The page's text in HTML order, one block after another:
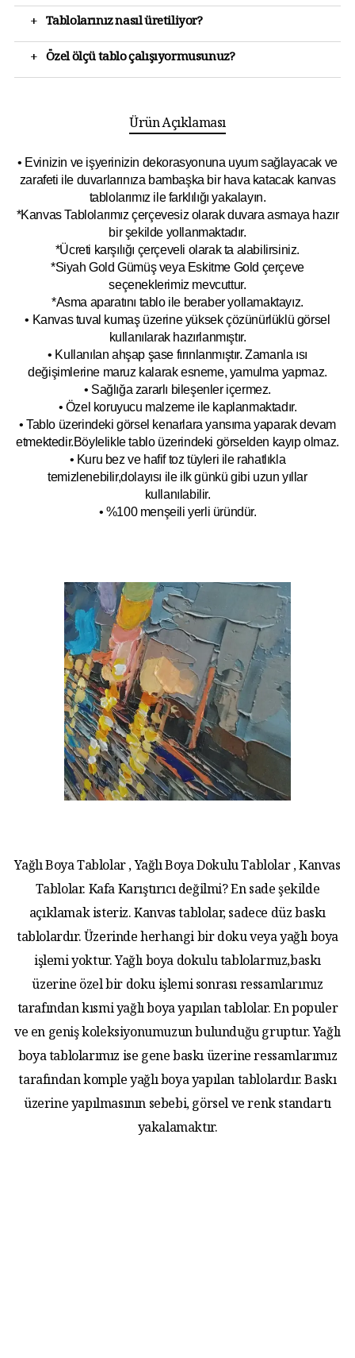
+ Tablolarınız nasıl üretiliyor?
+ Özel ölçü tablo çalışıyormusunuz?
Ürün Açıklaması
• Evinizin ve işyerinizin dekorasyonuna uyum sağlayacak ve
zarafeti ile duvarlarınıza bambaşka bir hava katacak kanvas
tablolarımız ile farklılığı yakalayın.
*Kanvas Tablolarımız çerçevesiz olarak duvara asmaya hazır
bir şekilde yollanmaktadır.
*Ücreti karşılığı çerçeveli olarak ta alabilirsiniz.
*Siyah Gold Gümüş veya Eskitme Gold çerçeve
seçeneklerimiz mevcuttur.
*Asma aparatını tablo ile beraber yollamaktayız.
• Kanvas tuval kumaş üzerine yüksek çözünürlüklü görsel
kullanılarak hazırlanmıştır.
• Kullanılan ahşap şase fırınlanmıştır. Zamanla ısı
değişimlerine maruz kalarak esneme, yamulma yapmaz.
• Sağlığa zararlı bileşenler içermez.
• Özel koruyucu malzeme ile kaplanmaktadır.
• Tablo üzerindeki görsel kenarlara yansıma yaparak devam
etmektedir.Böylelikle tablo üzerindeki görselden kayıp olmaz.
• Kuru bez ve hafif toz tüyleri ile rahatlıkla
temizlenebilir,dolayısı ile ilkgünkü gibi uzun yıllar
kullanılabilir.
• %100 menşeili yerli üründür.
Yağlı Boya Tablolar , Yağlı Boya Dokulu Tablolar , Kanvas
Tablolar. Kafa Karıştırıcı değilmi? En sade şekilde
açıklamak isteriz. Kanvas tablolar, sadece düz baskı
tablolardır. Üzerinde herhangi bir doku veya yağlı boya
işlemi yoktur. Yağlı boya dokulu tablolarmız,baskı
üzerine özel bir doku işlemi sonrası ressamlarımız
tarafından kısmi yağlı boya yapılan tablolar. En populer
ve en geniş koleksiyonumuzun bulunduğu gruptur. Yağlı
boya tablolarımız ise gene baskı üzerine ressamlarımız
tarafından komple yağlı boya yapılan tablolardır. Baskı
üzerine yapılmasının sebebi, görsel ve renk standartı
yakalamaktır.